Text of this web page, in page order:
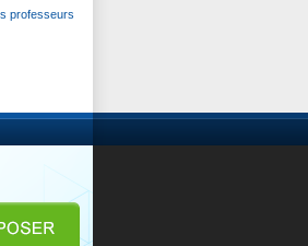
professeurs